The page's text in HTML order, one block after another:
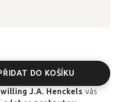
DO KOŠÍKU
J.A. Henckels vás